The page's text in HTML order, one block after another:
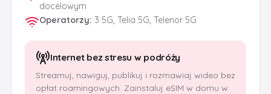
docelowym
Operatorzy: 3 5G, Telia 5G, Telenor 5G
Internet bez stresu w podróży
Streamuj, nawiguj, publikuj i rozmawiaj wideo bez
opłat roamingowych. Zainstaluj eSIM w domu w